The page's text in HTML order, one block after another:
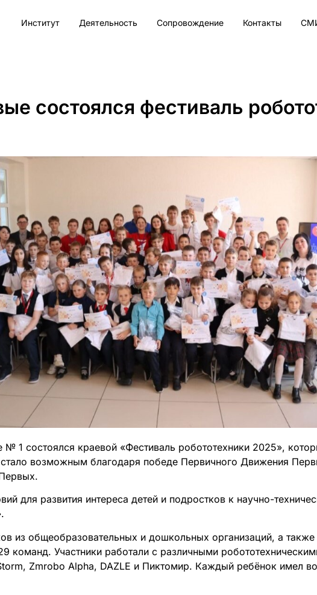
Институт Деятельность Сопровождение Контакты
состоялся фестиваль
1 состоялся краевой «Фестиваль робототехники 2025»,
стало возможным благодаря победе Первичного Движения
для развития интереса детей и подростков к научно-
из общеобразовательных и дошкольных организаций, а
команд. Участники работали с различными
Zmrobo Alpha, DAZLE и Пиктомир. Каждый ребёнок имел